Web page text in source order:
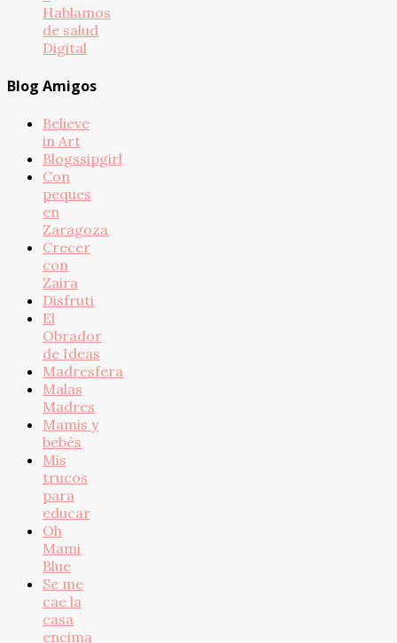
Hablamos
de salud
Digital
Blog Amigos
Believe
in Art
Blogssipgirl
Con
peques
en
Zaragoza
Crecer
con
Zaira
Disfruti
El
Obrador
de Ideas
Madresfera
Malas
Madres
Mamis y
bebés
Mis
trucos
para
educar
Oh
Mami
Blue
Se me
cae la
casa
encima